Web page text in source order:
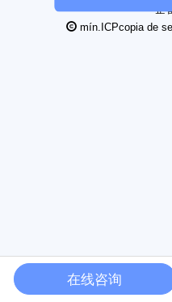
企
mín.ICPcopia de
在线咨询